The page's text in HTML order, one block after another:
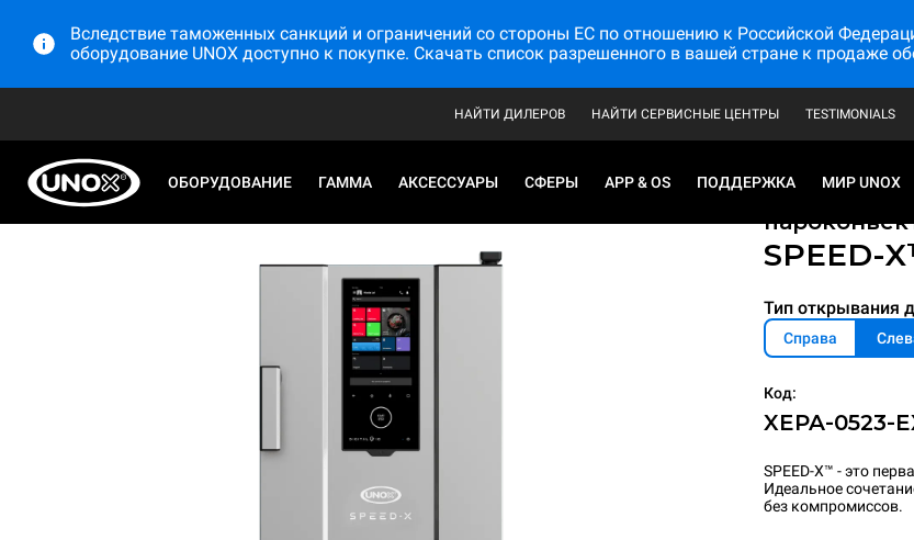
Вследствие таможенных санкций и ограничений со стороны ЕС по отношению к Российской
оборудование UNOX доступно к покупке. Скачать список разрешенного в вашей стране к продаже
НАЙТИ ДИЛЕРОВ НАЙТИ СЕРВИСНЫЕ ЦЕНТРЫ TESTIMONIALS
ОБОРУДОВАНИЕ ГАММА АКСЕССУАРЫ СФЕРЫ APP & OS ПОДДЕРЖКА МИР UNOX
SPEED-
Тип открывания
Справа
Код:
XEPA-0523-
SPEED-X™ - это
Идеальное
без компромиссов.